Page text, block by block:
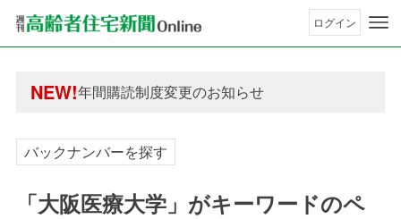
ログイン
NEW!年間購読制度変更のお知らせ
高齢者住宅新聞 無料会員の皆様へ閲覧本数変更
バックナンバーを探す
「大阪医療大学」がキーワードのペ